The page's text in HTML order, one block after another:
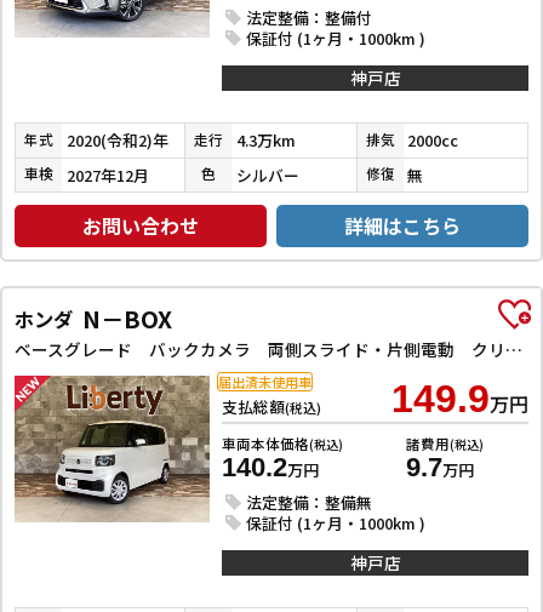
法定整備：整備付
保証付 (1ヶ月・1000km )
神戸店
年式 2020(令和2)年 走行 4.3万km 排気 2000cc
車検 2027年12月 色 シルバー 修復 無
お問い合わせ 詳細はこちら
ホンダ N－BOX
ベースグレード バックカメラ 両側スライド・片側電動 クリアランスソナー オートライト スマートキー アイドリングストップ 電動格納ミラー シートヒーター ベンチシート CVT ABS ESC エアコン
支払総額(税込) 149.9万円
車両本体価格(税込)
140.2万円
諸費用(税込)
9.7万円
法定整備：整備無
保証付 (1ヶ月・1000km )
届出済未使用車
神戸店